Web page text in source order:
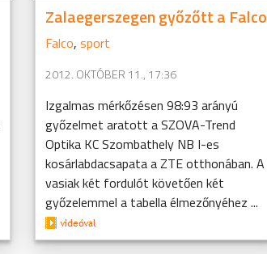
Zalaegerszegen győzőtt a Falco
Falco, sport
2012. OKTÓBER 11., 17:36
Izgalmas mérkőzésen 98:93 arányú
győzelmet aratott a SZOVA-Trend
Optika KC Szombathely NB I-es
kosárlabdacsapata a ZTE otthonában. A
vasiak két fordulót követően két
győzelemmel a tabella élmezőnyéhez ...